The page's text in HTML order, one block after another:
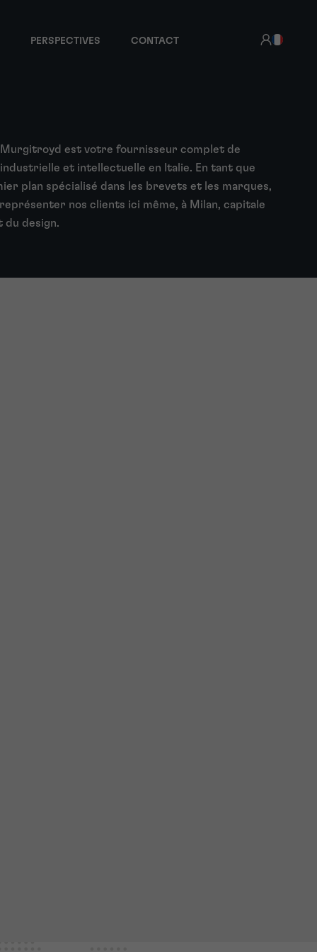
PERSPECTIVES CONTACT
Murgitroyd est votre fournisseur complet de
et intellectuelle en Italie. En tant que
plan spécialisé dans les brevets et les marques,
nos clients ici même, à Milan, capitale
du design.